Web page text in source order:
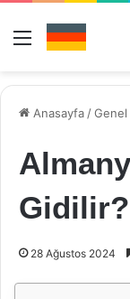
Menü
Anasayfa /Genel
Gidilir?
28 Ağustos 2024